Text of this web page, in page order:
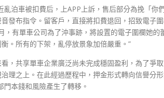
泊車被扣費后，上APP上訴，售后部分為挽「你
發布指令。留客戶，直接將扣費退回，招致電子
，有單車公司為了沖事跡，將設置的電子圍欄她的
。所有的下架，亂停放景象加倍嚴重。”
，共享單車企業廣泛尚未完成穩固盈利，為了爭
理之上。在此經過歷程中，押金形式轉向信譽分
本錢和風險產生了轉移。